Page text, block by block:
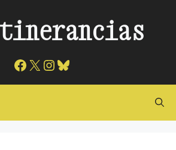
Facebook
X Instagram
Bluesky